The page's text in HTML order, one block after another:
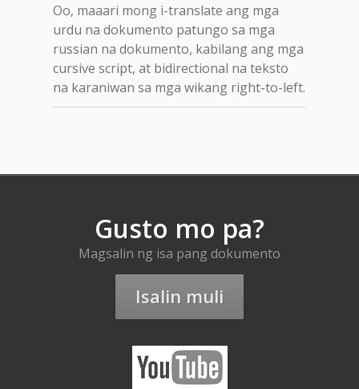
Oo, maaari mong i-translate ang mga
urdu na dokumento patungo sa mga
russian na dokumento, kabilang ang mga
cursive script, at bidirectional na teksto
na karaniwan sa mga wikang right-to-left.
Gusto mo pa?
Magsalin ng isa pang dokumento
Isalin muli